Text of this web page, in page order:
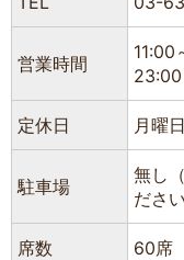
営業時間
11:00
23:00
定休日 月曜
駐車場
無し
ださい
席数 60席